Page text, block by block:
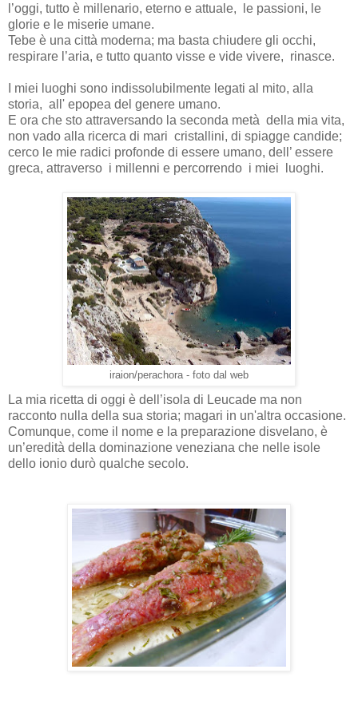
l’oggi, tutto è millenario, eterno e attuale,
le passioni, le
glorie e le miserie umane.
Tebe è una città moderna; ma basta chiudere gli occhi,
respirare l’aria, e tutto quanto visse e vide vivere, rinasce.
I miei luoghi sono indissolubilmente legati al mito, alla
storia, all' epopea del genere umano.
E ora che sto attraversando la seconda metà della mia vita,
non vado alla ricerca di mari cristallini, di spiagge candide;
cerco le mie radici profonde di essere umano, dell’ essere
greca, attraverso i millenni e percorrendo i miei luoghi.
iraion/perachora - foto dal web
La mia ricetta di oggi è dell’isola di Leucade ma non
racconto nulla della sua storia; magari in un'altra occasione.
Comunque, come il nome e la preparazione disvelano, è
un’eredità della dominazione veneziana che nelle isole
dello ionio durò qualche secolo.